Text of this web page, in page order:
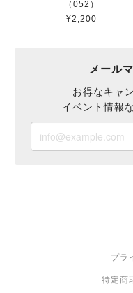
（052）
¥2,200
メール
お得なキャ
イベント情報
プラ
特定商